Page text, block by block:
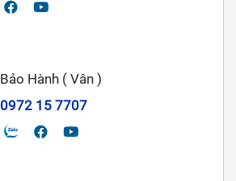
Bảo Hành ( Vân )
0972 15 7707